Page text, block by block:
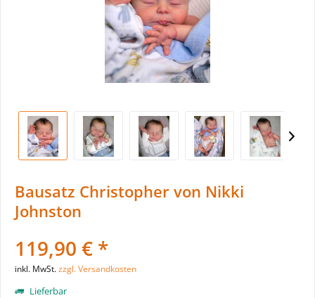
Bausatz Christopher von Nikki
Johnston
119,90 € *
inkl. MwSt.zzgl. Versandkosten
Lieferbar